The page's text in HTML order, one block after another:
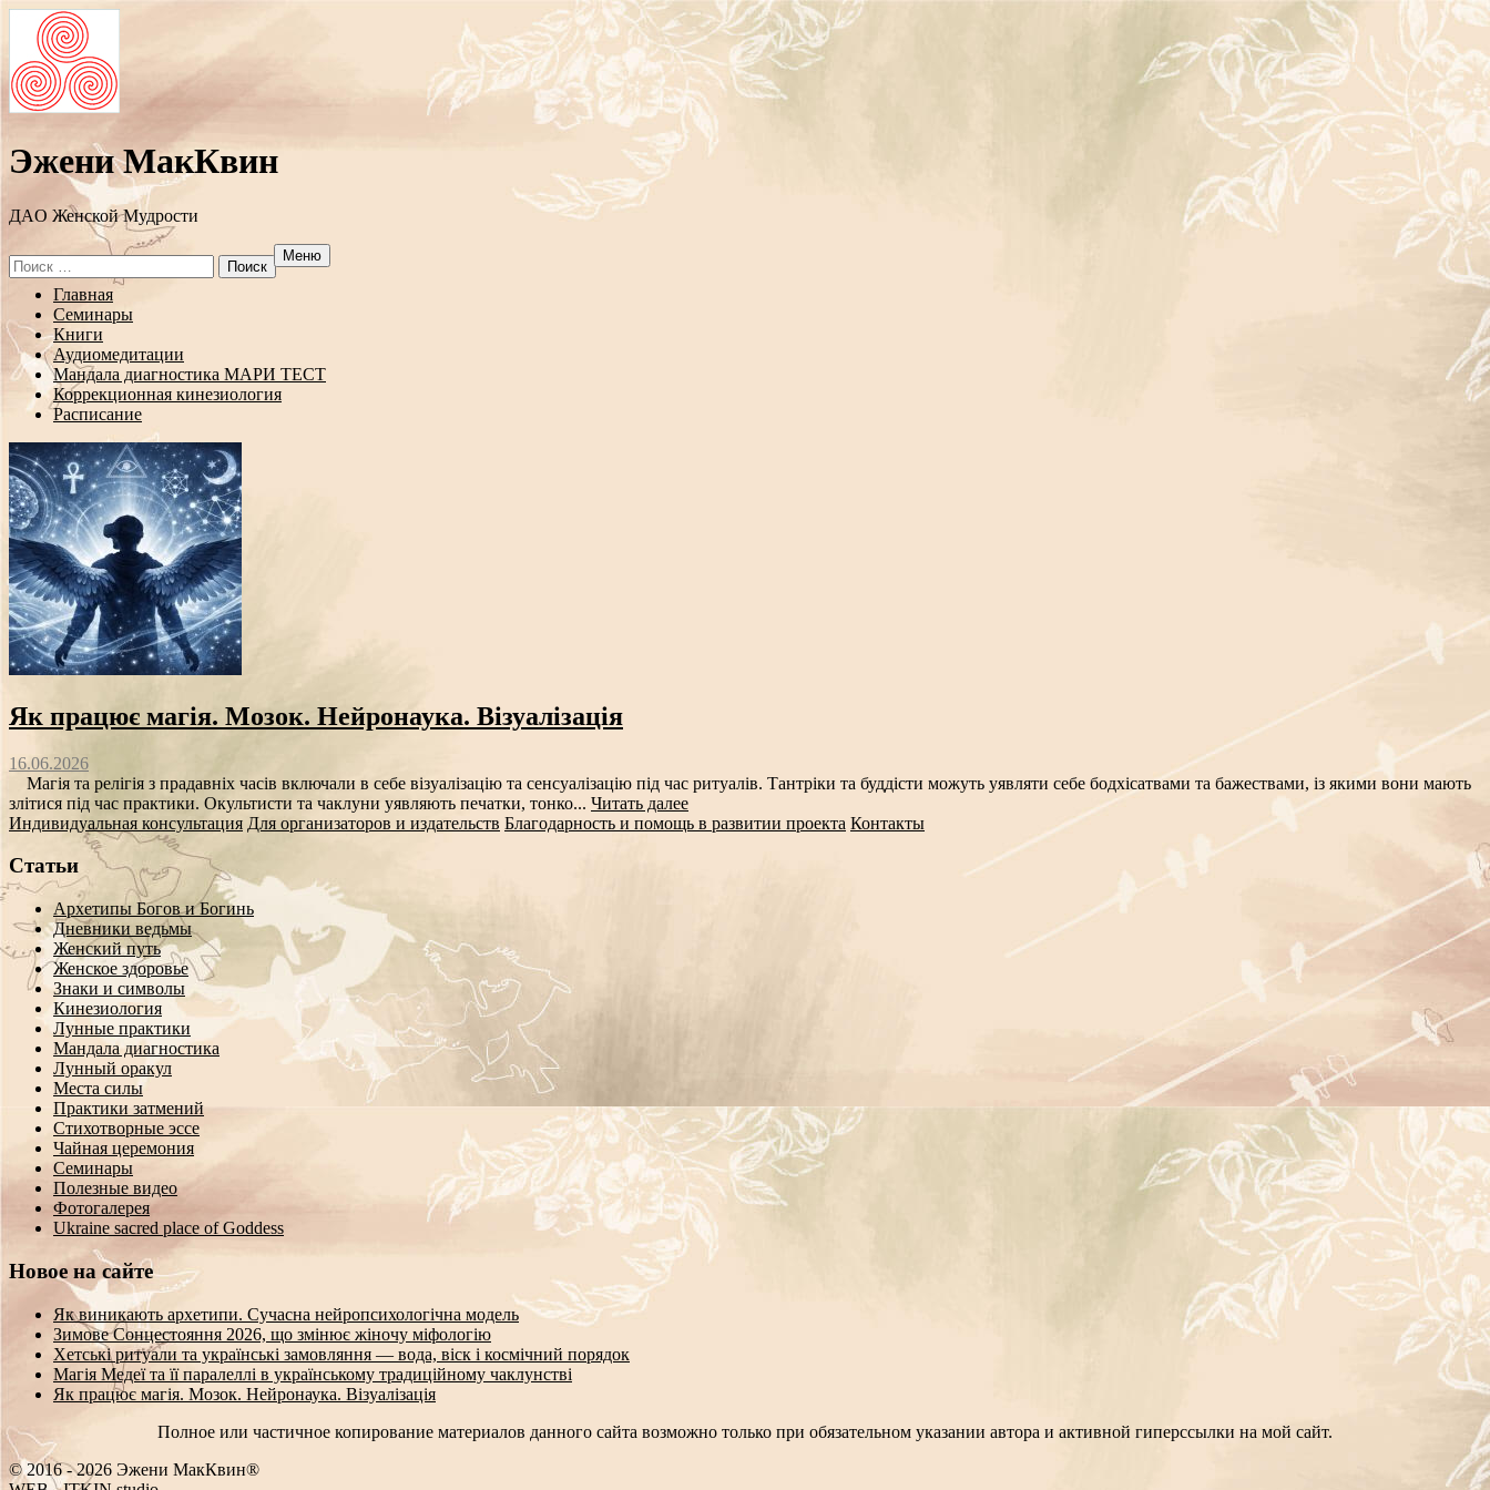
Эжени МакКвин
ДAO Женской Мудрости
Search
for:
Меню
Перейти
содержанию
Главная
Семинары
Книги
Аудиомедитации
Мандала диагностика МАРИ ТЕСТ
Коррекционная кинезиология
Расписание
Як працює магія. Мозок. Нейронаука. Візуалізація
16.06.2026
Магія та релігія з прадавніх часів включали в себе візуалізацію та сенсуалізацію під час ритуалів. Тантріки та буддісти можуть уявляти себе бодхісатвами та бажествами, із якими вони мають
злітися під час практики. Окультисти та чаклуни уявляють печатки, тонко... Читать далее
Индивидуальная консультация Для организаторов и издательств Благодарность и помощь в развитии проекта Контакты
Статьи
Архетипы Богов и Богинь
Дневники ведьмы
Женский путь
Женское здоровье
Знаки и символы
Кинезиология
Лунные практики
Мандала диагностика
Лунный оракул
Места силы
Практики затмений
Стихотворные эссе
Чайная церемония
Семинары
Полезные видео
Фотогалерея
Ukraine sacred place of Goddess
Новое на сайте
Як виникають архетипи. Сучасна нейропсихологічна модель
Зимове Сонцестояння 2026, що змінює жіночу міфологію
Хетські ритуали та українські замовляння — вода, віск і космічний порядок
Магія Медеї та її паралеллі в українському традиційному чаклунстві
Як працює магія. Мозок. Нейронаука. Візуалізація
Полное или частичное копирование материалов данного сайта возможно только при обязательном указании автора и активной гиперссылки на мой сайт.
© 2016 - 2026 Эжени МакКвин®